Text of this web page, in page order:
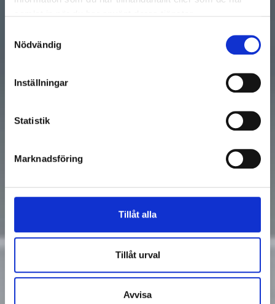
Nödvändig
Inställningar
Statistik
Marknadsföring
Tillåt alla
Tillåt urval
Avvisa